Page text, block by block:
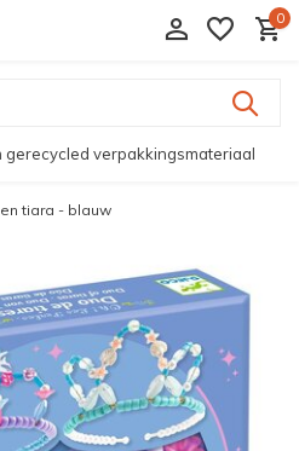
0
gerecycled verpakkingsmateriaal
tiara - blauw